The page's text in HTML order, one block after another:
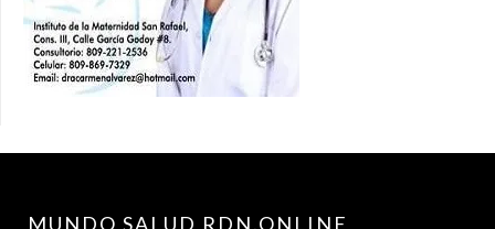
MUNDO SALUD RDN.ONLINE